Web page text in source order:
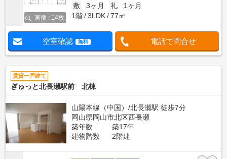
画像 : 14枚
敷
3ヶ月 礼
1ヶ月
1階
3LDK 77㎡
空室確認 無料 電話で問合せ
賃貸一戸建て
ぎゅっと北長瀬駅前 北棟
山陽本線（中国）/北長瀬駅 徒歩7分
岡山県岡山市北区西長瀬
築年数
築17年
建物階数
2階建